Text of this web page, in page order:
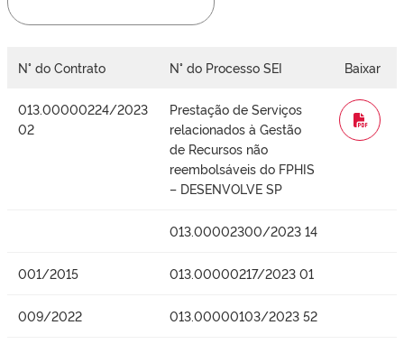
N° do Contrato N° do Processo SEI Baixar
013.00000224/2023
02
Prestação de Serviços
relacionados à Gestão
de Recursos não
reembolsáveis do FPHIS
– DESENVOLVE SP
WORD
013.00002300/2023 14
001/2015 013.00000217/2023 01
009/2022 013.00000103/2023 52